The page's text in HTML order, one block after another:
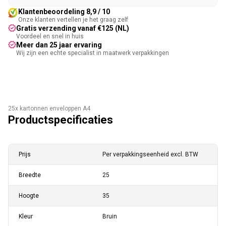
Klantenbeoordeling 8,9 / 10
Onze klanten vertellen je het graag zelf
Gratis verzending vanaf €125 (NL)
Voordeel en snel in huis
Meer dan 25 jaar ervaring
Wij zijn een echte specialist in maatwerk verpakkingen
25x kartonnen enveloppen A4
Productspecificaties
Prijs Per verpakkingseenheid excl. BTW
Breedte 25
Hoogte 35
Kleur Bruin